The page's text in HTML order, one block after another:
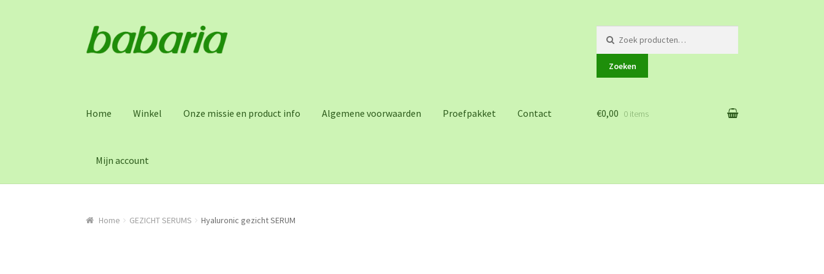
Skip
to
Skip
to
naar:
Zoeken
Home Winkel Onze missie en product info Algemene voorwaarden Proefpakket Contact
Mijn account
€0,00 0 items
Home GEZICHT SERUMS Hyaluronic gezicht SERUM